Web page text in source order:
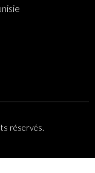
réservés.